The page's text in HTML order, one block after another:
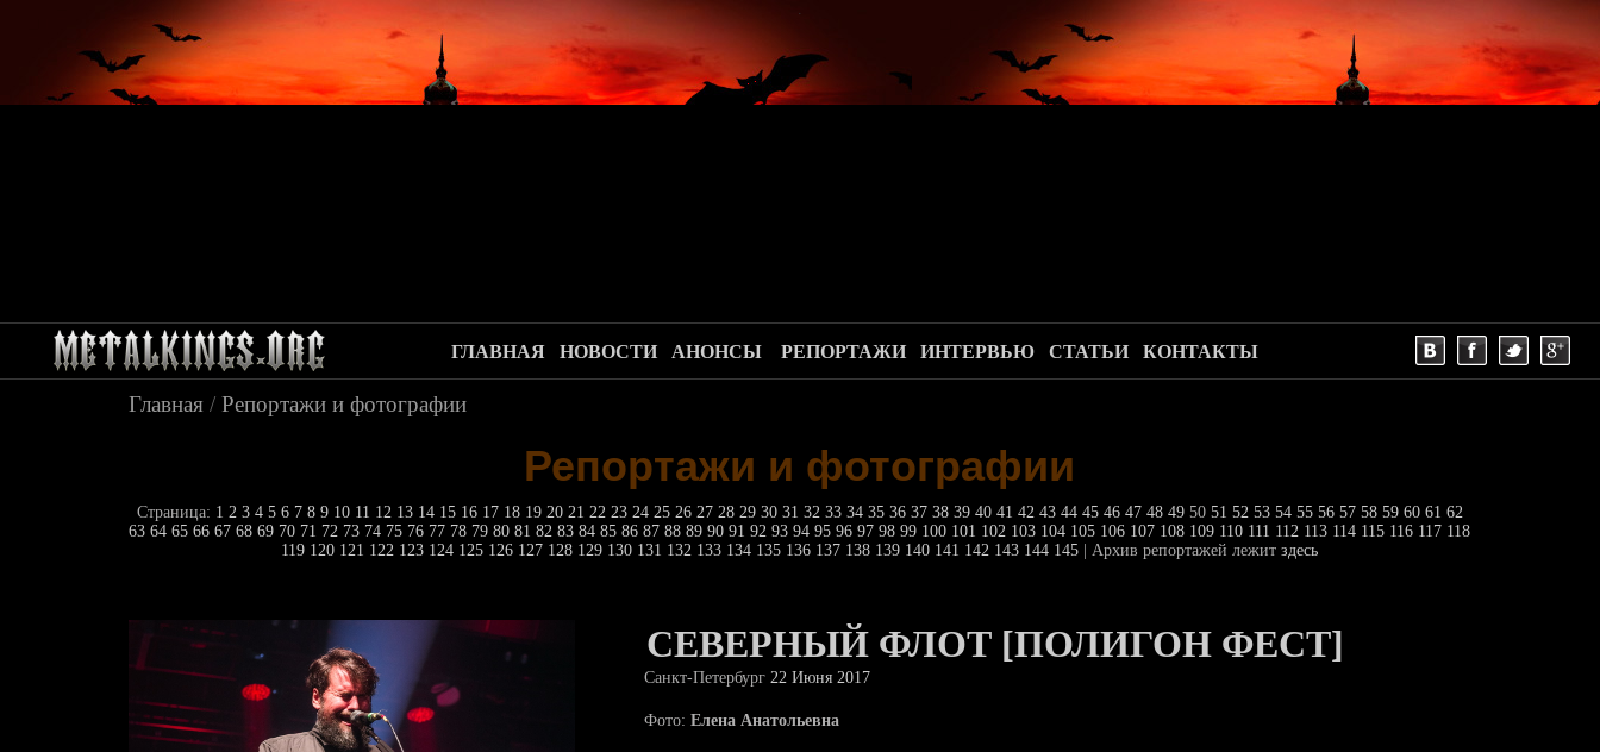
.
ГЛАВНАЯ НОВОСТИ АНОНСЫ РЕПОРТАЖИ ИНТЕРВЬЮ СТАТЬИ КОНТАКТЫ
Главная/ Репортажи и фотографии
Репортажи и фотографии
Страница: 1 2 3 4 5 6 7 8 9 10 11 12 13 14 15 16 17 18 19 20 21 22 23 24 25 26 27 28 29 30 31 32 33 34 35 36 37 38 39 40 41 42 43 44 45 46 47 48 49 50 51 52 53 54 55 56 57 58 59 60 61 62
63646566676869 70 71 72 73 74 75 76 77 78 798081828384858687888990919293949596979899 100 101 102 103 104 105 106 107 108 109 110 111 112 113 114 115 116 117 118
119 120 121 122 123 124 125 126 127 128 129 130 131 132 133 134 135 136 137 138 139 140 141 142 143 144 145 | Архив репортажей лежитздесь
СЕВЕРНЫЙ ФЛОТ [ПОЛИГОН ФЕСТ]
Санкт-Петербург 22 Июня 2017
Фото: Елена Анатольевна